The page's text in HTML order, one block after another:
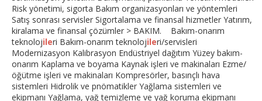
Risk yönetimi, sigorta Bakım organizasyonları ve yöntemleri
Satış sonrası servisler Sigortalama ve finansal hizmetler Yatırım,
kiralama ve finansal çözümler > BAKIM. Bakım-onarım
teknolojileri Bakım-onarım teknolojileri/servisleri
Modernizasyon Kalibrasyon Endüstriyel dağıtım Yüzey bakım-
onarım Kaplama ve boyama Kaynak işleri ve makinaları Ezme/
öğütme işleri ve makinaları Kompresörler, basınçlı hava
sistemleri Hidrolik ve pnömatikler Yağlama sistemleri ve
ekipmanı Yağlama, yağ temizleme ve yağ koruma ekipmanı